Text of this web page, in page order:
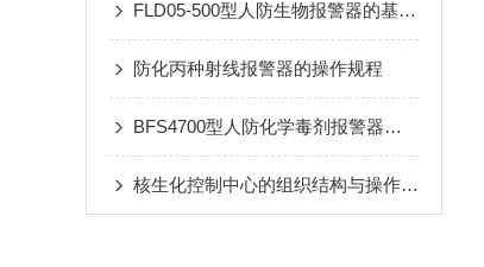
FLD05-500型人防生物报警器的基本原理、功能和在安全监控中的作用
防化丙种射线报警器的操作规程
BFS4700型人防化学毒剂报警器是重要技术屏障
核生化控制中心的组织结构与操作流程说明